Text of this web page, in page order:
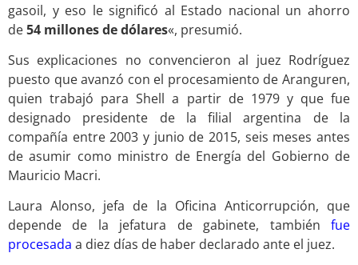
gasoil, y eso le significó al Estado nacional un ahorro
de54 millones de dólares«, presumió.
Sus explicaciones no convencieron al juez Rodríguez
puesto que avanzó con el procesamiento de Aranguren,
quien trabajó para Shell a partir de 1979 y que fue
designado presidente de la filial argentina de la
compañía entre 2003 y junio de 2015, seis meses antes
de asumir como ministro de Energía del Gobierno de
Mauricio Macri.
Laura Alonso, jefa de la Oficina Anticorrupción, que
depende de la jefatura de gabinete, también fue
procesada a diez días de haber declarado ante el juez.